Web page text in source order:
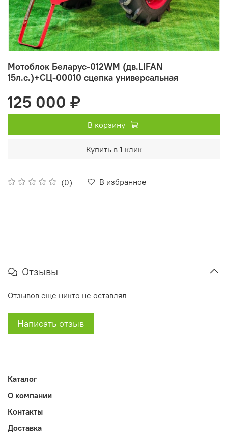
Мотоблок Беларус-012WM (дв.LIFAN
15л.с.)+СЦ-00010 сцепка универсальная
(0) В избранное
125 000 ₽
В корзину
Купить в 1 клик
Отзывы
Отзывов еще никто не оставлял
Написать отзыв
Каталог
О компании
Контакты
Доставка